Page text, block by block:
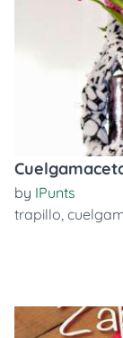
by IPunts
trapillo,